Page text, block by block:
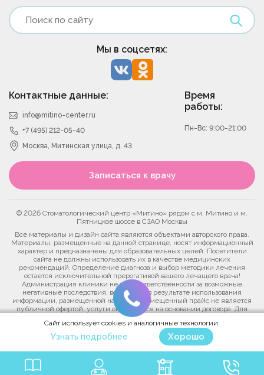
Контактные данные:
info@mitino-center.ru
+7 (495) 212-05-40
Москва, Митинская улица, д. 43
Время
работы:
Пн-Вс: 9:00-21:00
Мы в соцсетях:
Записаться к врачу
© 2026 Стоматологический центр «Митино» рядом с м. Митино и м.
Пятницкое шоссе в СЗАО Москвы
Все материалы и дизайн сайта являются объектами авторского права.
Материалы, размещенные на данной странице, носят информационный
характер и предназначены для образовательных целей. Посетители
сайта не должны использовать их в качестве медицинских
рекомендаций. Определение диагноза и выбор методики лечения
остается исключительной прерогативой вашего лечащего врача!
Администрация клиники не несет ответственности за возможные
негативные последствия, возникшие в результате использования
информации, размещенной на сайте. Размещенный прайс не является
публичной офертой, услуги оказываются на основании договора. Для
уточнения актуальных цен на медицинские услуги позвоните в контакт-
центр клиники.
Политика конфиденциальности
Сайт использует cookies и аналогичные технологии.
Узнать подробнее Хорошо